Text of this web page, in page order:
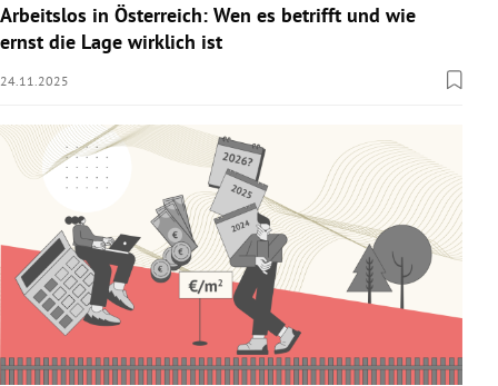
Arbeitslos in Österreich: Wen es betrifft und wie
ernst die Lage wirklich ist
24.11.2025